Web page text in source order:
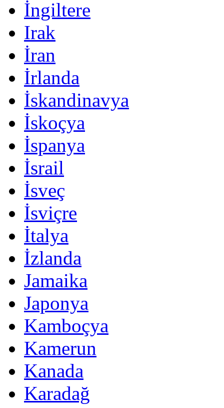
İngiltere
Irak
İran
İrlanda
İskandinavya
İskoçya
İspanya
İsrail
İsveç
İsviçre
İtalya
İzlanda
Jamaika
Japonya
Kamboçya
Kamerun
Kanada
Karadağ